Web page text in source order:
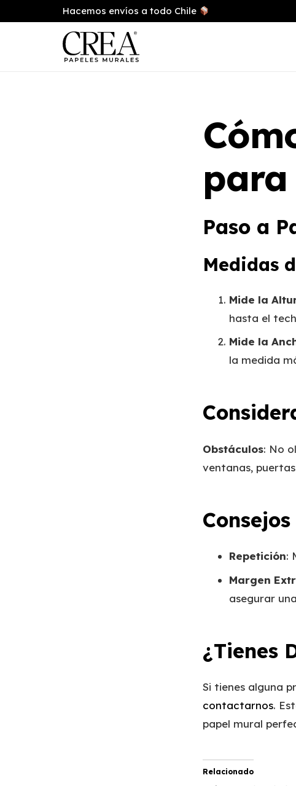
Hacemos envíos a todo Chile
para
Paso a
Medidas
Mide la
hasta el
Mide la
la medida
Obstáculos: No
ventanas,
Repetición:
Margen
asegurar
¿Tienes
Si tienes alguna
contactarnos.
papel mural
Relacionado